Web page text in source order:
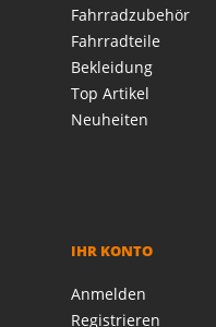
Fahrradzubehör
Fahrradteile
Bekleidung
Top Artikel
Neuheiten
IHR KONTO
Anmelden
Registrieren